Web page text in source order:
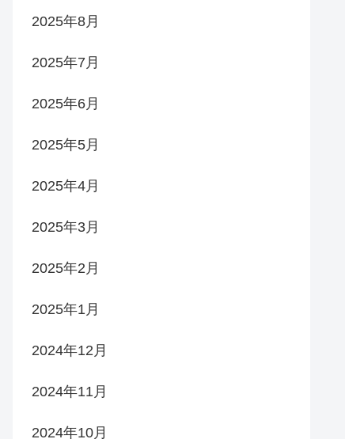
2025年8月
2025年7月
2025年6月
2025年5月
2025年4月
2025年3月
2025年2月
2025年1月
2024年12月
2024年11月
2024年10月